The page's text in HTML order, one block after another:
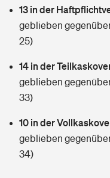
Wer versichert was:
Sie haben Fragen?
Mietkautionsversicherung
Restkreditversicherung
Zur Übersicht
Tools
Kinderinvalidität
Hundehalter-Haftpflicht
Handyversicherung
Zur Übersicht
Tools
Wer versichert was:
Sie haben Fragen?
13 in der
geblieben
25)
14 in der
geblieben
33)
10 in der
geblieben
34)